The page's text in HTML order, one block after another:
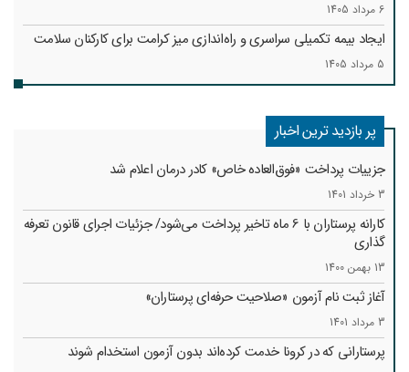
6 مرداد 1405
ایجاد بیمه تکمیلی سراسری و راه‌اندازی میز کرامت برای کارکنان سلامت
5 مرداد 1405
پر بازدید ترین اخبار
جزییات پرداخت «فوق‌العاده خاص» کادر درمان اعلام شد
3 خرداد 1401
کارانه‌ پرستاران با 6 ماه تاخیر پرداخت می‌شود/ جزئیات اجرای قانون تعرفه
گذاری
13 بهمن 1400
آغاز ثبت نام آزمون «صلاحیت حرفه‌ای پرستاران»
3 مرداد 1401
پرستارانی که در کرونا خدمت کرد‌ه‌اند بدون آزمون استخدام شوند